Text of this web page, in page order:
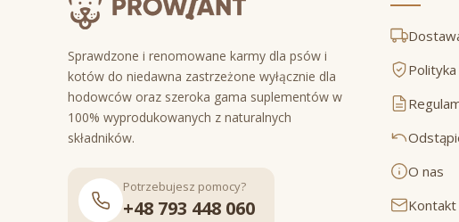
Sprawdzone i renomowane karmy dla psów i
kotów do niedawna zastrzeżone wyłącznie dla
hodowców oraz szeroka gama suplementów w
100% wyprodukowanych z naturalnych
składników.
Potrzebujesz pomocy?
+48 793 448 060
O nas
Kontakt